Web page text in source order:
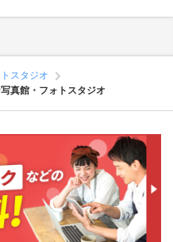
スタジオ
真館・フォトスタジオ